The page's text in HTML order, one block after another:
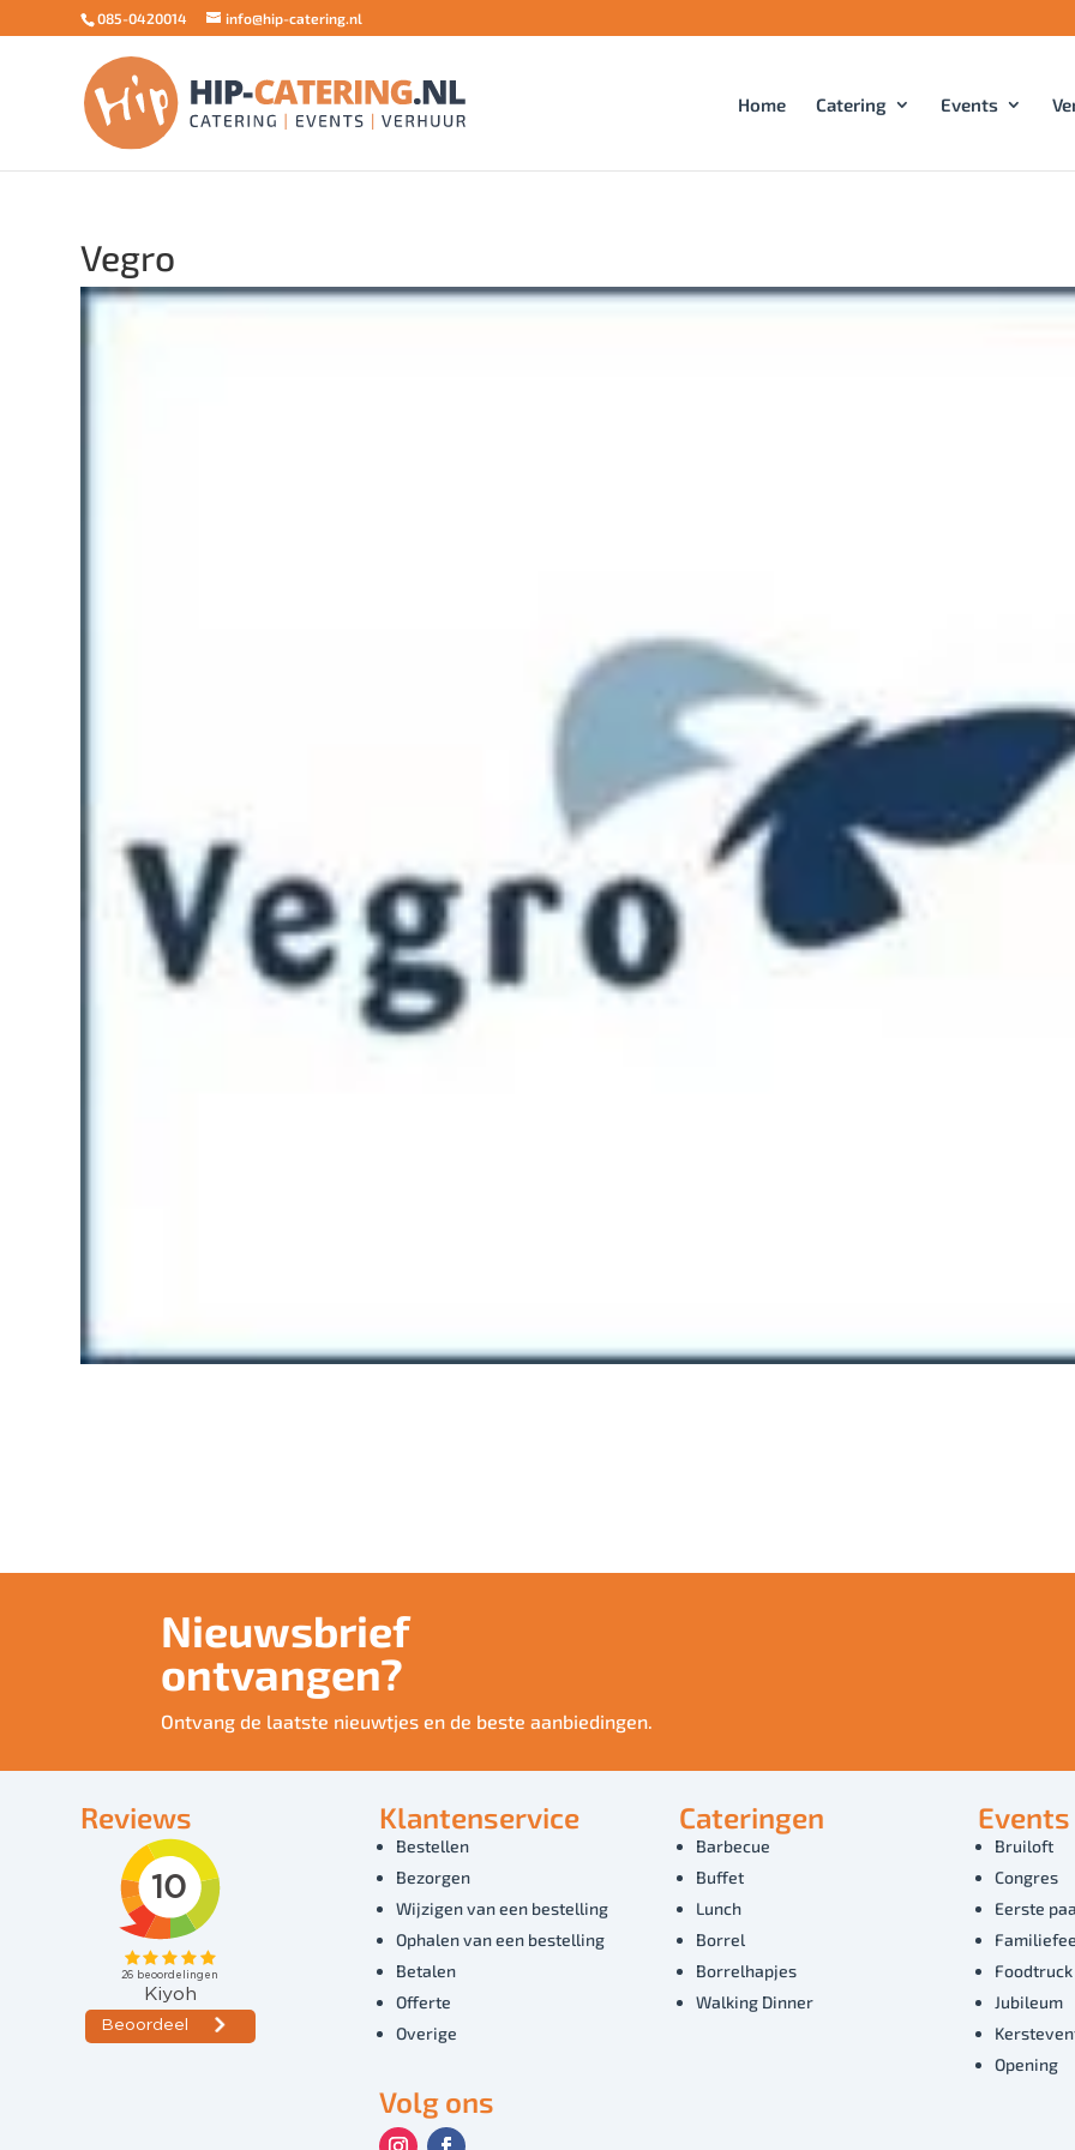
085-0420014 info@hip-catering.nl
Home Catering Events
Vegro
Nieuwsbrief
ontvangen?
Ontvang de laatste nieuwtjes en de beste aanbiedingen.
Reviews Klantenservice
Bestellen
Bezorgen
Wijzigen van een bestelling
Ophalen van een bestelling
Betalen
Offerte
Overige
Volg ons
Cateringen
Barbecue
Buffet
Lunch
Borrel
Borrelhapjes
Walking Dinner
Events
Bruiloft
Congres
Eerste
Foodtruck
Jubileum
Opening